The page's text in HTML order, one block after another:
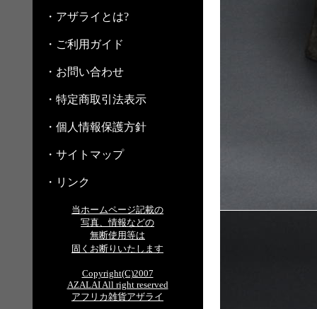
・アザライとは?
・ご利用ガイド
・お問い合わせ
・特定商取引法表示
・個人情報保護方針
・サイトマップ
・リンク
当ホームページ記載の
写真、情報などの
無断使用等は
固くお断りいたします
Copyright(C)2007
AZALAI All right reserved
アフリカ雑貨アザライ